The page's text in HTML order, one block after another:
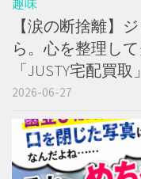
趣味
【涙の断捨離】
ら。心を整理し
「JUSTY宅配買
2026-06-27